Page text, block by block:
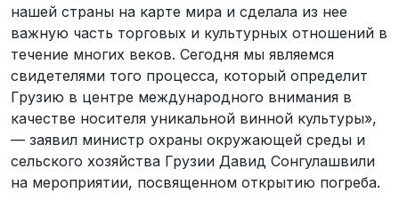
нашей страны на карте мира и сделала из нее
важную часть торговых и культурных отношений в
течение многих веков. Сегодня мы являемся
свидетелями того процесса, который определит
Грузию в центре международного внимания в
качестве носителя уникальной винной культуры»,
— заявил министр охраны окружающей среды и
сельского хозяйства Грузии Давид Сонгулашвили
на мероприятии, посвященном открытию погреба.